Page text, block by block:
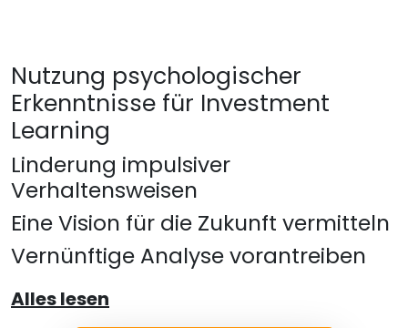
Nutzung psychologischer
Erkenntnisse für Investment
Learning
Linderung impulsiver
Verhaltensweisen
Eine Vision für die Zukunft vermitteln
Vernünftige Analyse vorantreiben
Alles lesen